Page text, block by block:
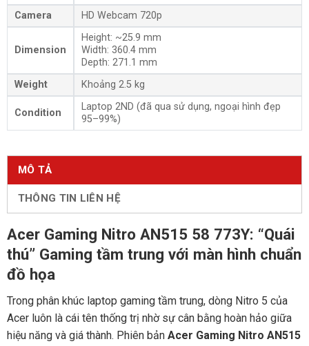
MÔ TẢ
THÔNG TIN LIÊN HỆ
Acer Gaming Nitro AN515 58 773Y: “Quái
thú” Gaming tầm trung với màn hình chuẩn
đồ họa
Trong phân khúc laptop gaming tầm trung, dòng Nitro 5 của
Acer luôn là cái tên thống trị nhờ sự cân bằng hoàn hảo giữa
hiệu năng và giá thành. Phiên bản Acer Gaming Nitro AN515
Camera
HD Webcam 720p
Dimension
Height: ~25.9 mm
Width: 360.4 mm
Depth: 271.1 mm
Weight
Khoảng 2.5 kg
Condition
Laptop 2ND (đã qua sử dụng, ngoại hình đẹp
95–99%)